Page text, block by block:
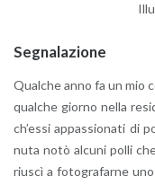
Se­gna­la­zio­ne
Qual­che anno fa un mio
qual­che gior­no nella
ch’es­si ap­pas­sio­na­ti di
nu­ta notò al­cu­ni polli
riu­scì a fo­to­gra­far­ne